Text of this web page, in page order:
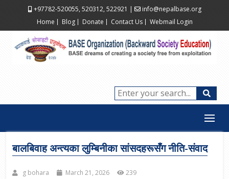
+97782-520055, 520312, 522921 |
info@nepalbase.org
Home
Blog Donate Contact Us Webmail Login
बालबिवाह अन्त्यका लुम्बिनीका सांसदहरूसँग नीति-संवाद
g bohara March 21, 2026 239